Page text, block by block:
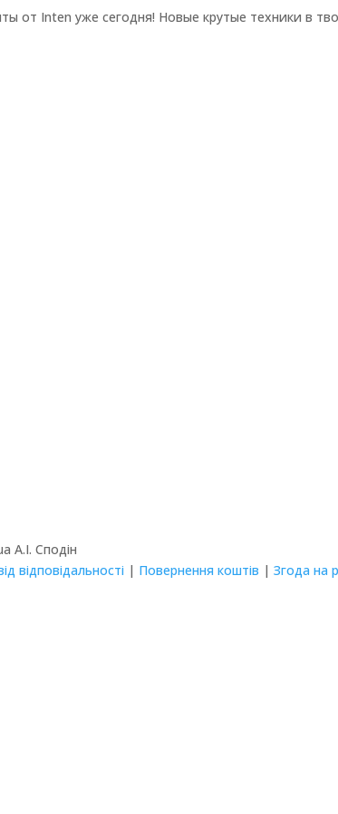
от Inten уже сегодня! Новые крутые техники в
А.І. Сподін
відповідальності | Повернення коштів |Згода на